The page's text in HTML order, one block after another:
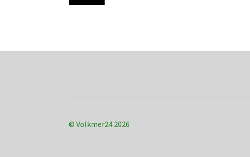
© Volkmer24 2026